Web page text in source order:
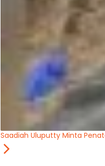
Saadiah Uluputty Minta